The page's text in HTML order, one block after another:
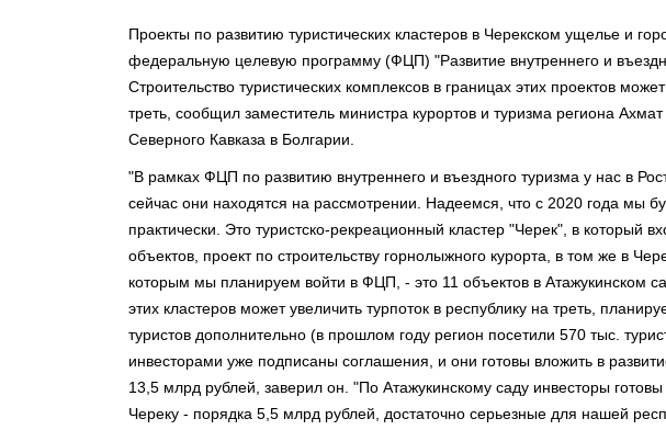
Проекты по развитию туристических кластеров в Черекском ущелье и
федеральную целевую программу (ФЦП) "Развитие внутреннего и
Строительство туристических комплексов в границах этих проектов
треть, сообщил заместитель министра курортов и туризма региона
Северного Кавказа в Болгарии.
"В рамках ФЦП по развитию внутреннего и въездного туризма у нас в
сейчас они находятся на рассмотрении. Надеемся, что с 2020 года мы
практически. Это туристско-рекреационный кластер "Черек", в который
объектов, проект по строительству горнолыжного курорта, в том же в
которым мы планируем войти в ФЦП, - это 11 объектов в Атажукинском
этих кластеров может увеличить турпоток в республику на треть,
туристов дополнительно (в прошлом году регион посетили 570 тыс.
инвесторами уже подписаны соглашения, и они готовы вложить в
13,5 млрд рублей, заверил он. "По Атажукинскому саду инвесторы
Череку - порядка 5,5 млрд рублей, достаточно серьезные для нашей